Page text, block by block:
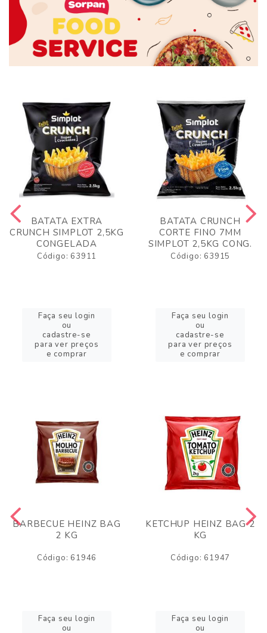
BATATA EXTRA
CRUNCH SIMPLOT 2,5KG
CONGELADA
Código: 63911
Faça seu login
ou
cadastre-se
para ver preços
e comprar
BATATA CRUNCH
CORTE FINO 7MM
SIMPLOT 2,5KG CONG.
Código: 63915
Faça seu login
ou
cadastre-se
para ver preços
e comprar
BARBECUE HEINZ BAG
2 KG
Código: 61946
Faça seu login
ou
KETCHUP HEINZ BAG 2
KG
Código: 61947
Faça seu login
ou